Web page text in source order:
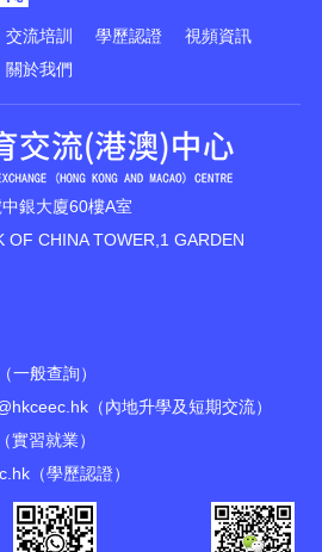
交流培訓 學歷認證
視頻資訊
關於我們
銀大廈60樓A室
CHINA TOWER,1 GARDEN
一般查詢）
（內地升學及短期交流）
實習就業）
（學歷認證）